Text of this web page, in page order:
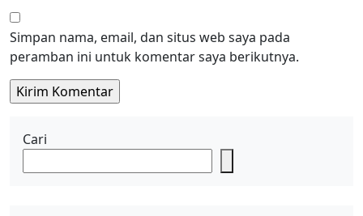
Simpan nama, email, dan situs web saya pada
peramban ini untuk komentar saya berikutnya.
Cari